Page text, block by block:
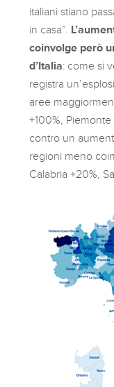
italiani stiano
in casa”.
coinvolge però
d’Italia: come si
registra
aree
+100%,
contro un
regioni meno
Calabria +20%,